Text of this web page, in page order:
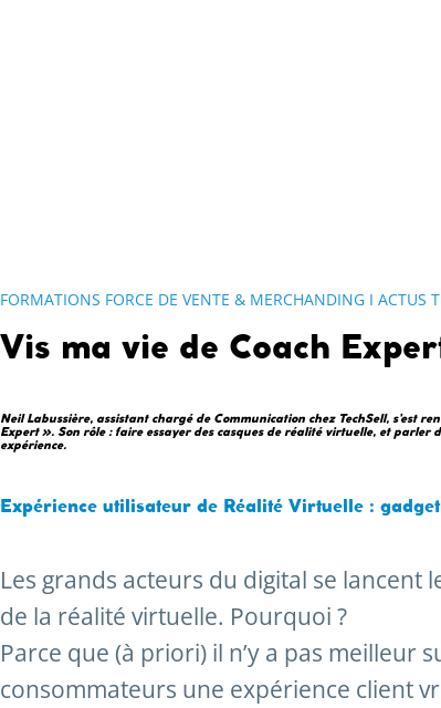
FORMATIONS FORCE DE VENTE & MERCHANDING I ACTUS
Vis ma vie de Coach
Neil Labussière, assistant chargé de Communication chez TechSell, s’est
Expert ». Son rôle : faire essayer des casques de réalité virtuelle, et parler
expérience.
Expérience utilisateur de Réalité Virtuelle :
Les grands acteurs du digital se lancent
de la réalité virtuelle. Pourquoi ?
Parce que (à priori) il n’y a pas meilleur
consommateurs une expérience client